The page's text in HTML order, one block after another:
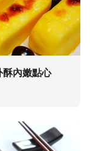
酥內嫩點心